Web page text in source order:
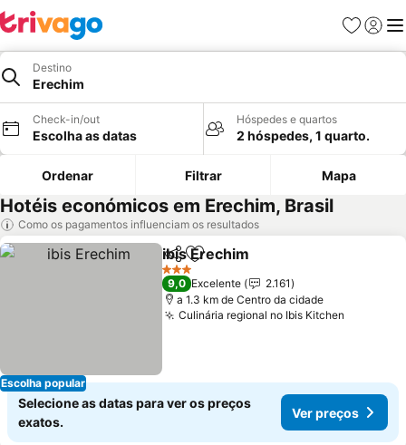
Favoritos
Iniciar
Destino
Erechim
Check-in/out
Escolha as datas
Hóspedes e quartos
2 hóspedes, 1 quarto.
Ordenar Filtrar Mapa
Hotéis económicos em Erechim, Brasil
Como os pagamentos influenciam os resultados
Escolha popular
PartilharAdicionar aos favoritos
ibis Erechim
3 Estrelas
9,0 Excelente
2.161
a 1.3 km de Centro da cidade
Culinária regional no Ibis Kitchen
Selecione as datas para ver os preços
exatos.
Ver preços